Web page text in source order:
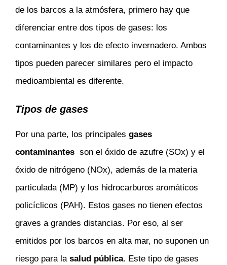
de los barcos a la atmósfera, primero hay que
diferenciar entre dos tipos de gases: los
contaminantes y los de efecto invernadero. Ambos
tipos pueden parecer similares pero el impacto
medioambiental es diferente.
Tipos de gases
Por una parte, los principales gases
contaminantes son el óxido de azufre (SOx) y el
óxido de nitrógeno (NOx), además de la materia
particulada (MP) y los hidrocarburos aromáticos
policíclicos (PAH). Estos gases no tienen efectos
graves a grandes distancias. Por eso, al ser
emitidos por los barcos en alta mar, no suponen un
riesgo para la salud pública. Este tipo de gases